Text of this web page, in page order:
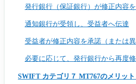
発行銀行（保証銀行）が修正内容
通知銀行が受領し、受益者へ伝達
受益者が修正内容を承諾（または異
必要に応じて、発行銀行から再度
SWIFT カテゴリ７ MT767のメリッ